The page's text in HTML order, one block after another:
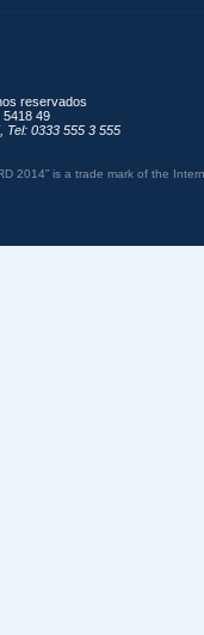
reservados
49
, Tel: 0333 555 3 555
2014” is a trade mark of the